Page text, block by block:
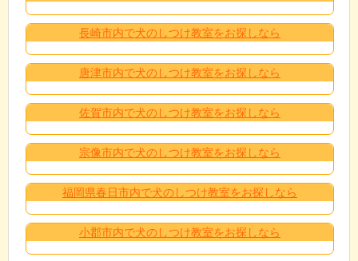
長崎市内で犬のしつけ教室をお探しなら
唐津市内で犬のしつけ教室をお探しなら
佐賀市内で犬のしつけ教室をお探しなら
宗像市内で犬のしつけ教室をお探しなら
福岡県春日市内で犬のしつけ教室をお探しなら
小郡市内で犬のしつけ教室をお探しなら